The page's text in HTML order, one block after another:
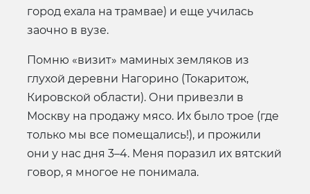
город ехала на трамвае) и еще училась
заочно в вузе.
Помню «визит» маминых земляков из
глухой деревни Нагорино (Токаритож,
Кировской области). Они привезли в
Москву на продажу мясо. Их было трое (где
только мы все помещались!), и прожили
они у нас дня 3–4. Меня поразил их вятский
говор, я многое не понимала.